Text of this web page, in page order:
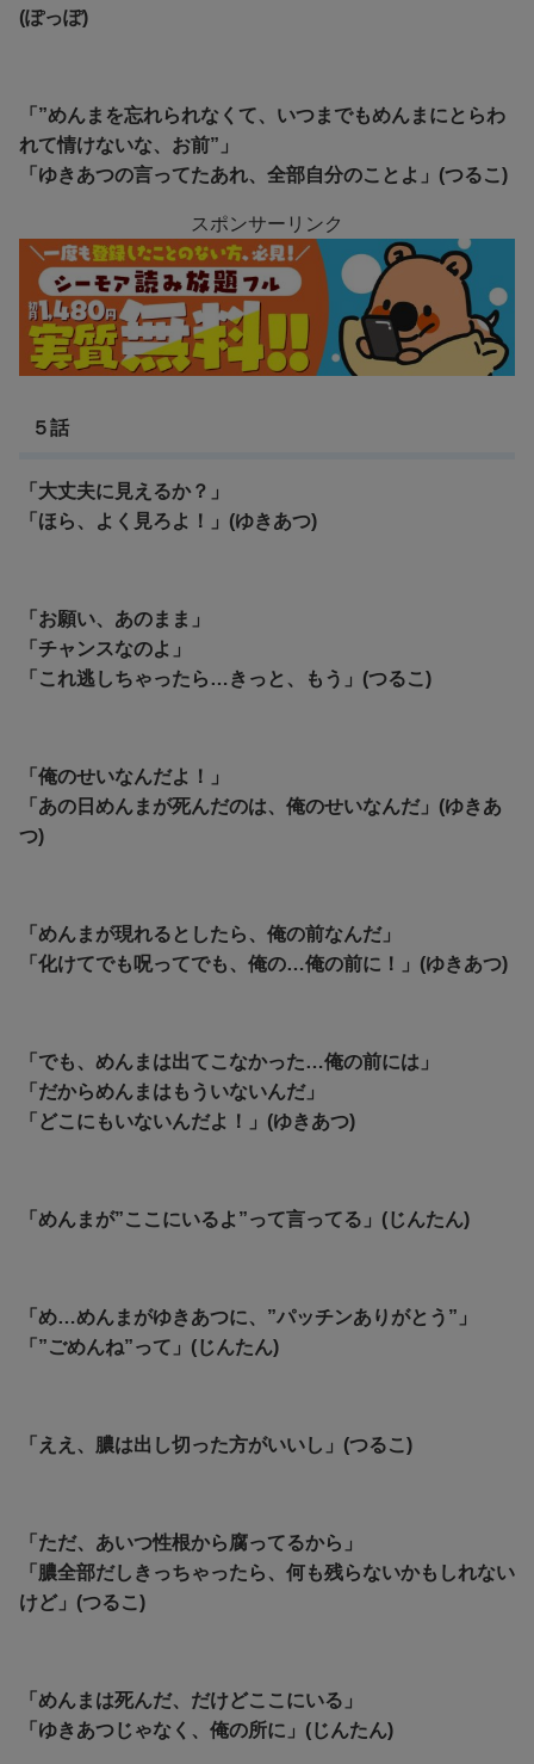
(ぽっぽ)
「”めんまを忘れられなくて、いつまでもめんまにとらわ
れて情けないな、お前”」
「ゆきあつの言ってたあれ、全部自分のことよ」(つるこ)
スポンサーリンク
５話
「大丈夫に見えるか？」
「ほら、よく見ろよ！」(ゆきあつ)
「お願い、あのまま」
「チャンスなのよ」
「これ逃しちゃったら…きっと、もう」(つるこ)
「俺のせいなんだよ！」
「あの日めんまが死んだのは、俺のせいなんだ」(ゆきあ
つ)
「めんまが現れるとしたら、俺の前なんだ」
「化けてでも呪ってでも、俺の…俺の前に！」(ゆきあつ)
「でも、めんまは出てこなかった…俺の前には」
「だからめんまはもういないんだ」
「どこにもいないんだよ！」(ゆきあつ)
「めんまが”ここにいるよ”って言ってる」(じんたん)
「め…めんまがゆきあつに、”パッチンありがとう”」
「”ごめんね”って」(じんたん)
「ええ、膿は出し切った方がいいし」(つるこ)
「ただ、あいつ性根から腐ってるから」
「膿全部だしきっちゃったら、何も残らないかもしれない
けど」(つるこ)
「めんまは死んだ、だけどここにいる」
「ゆきあつじゃなく、俺の所に」(じんたん)